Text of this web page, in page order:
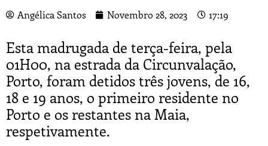
Angélica Santos Novembro 28, 2023 17:19
Esta madrugada de terça-feira, pela
01H00, na estrada da Circunvalação,
Porto, foram detidos três jovens, de 16,
18 e 19 anos, o primeiro residente no
Porto e os restantes na Maia,
respetivamente.